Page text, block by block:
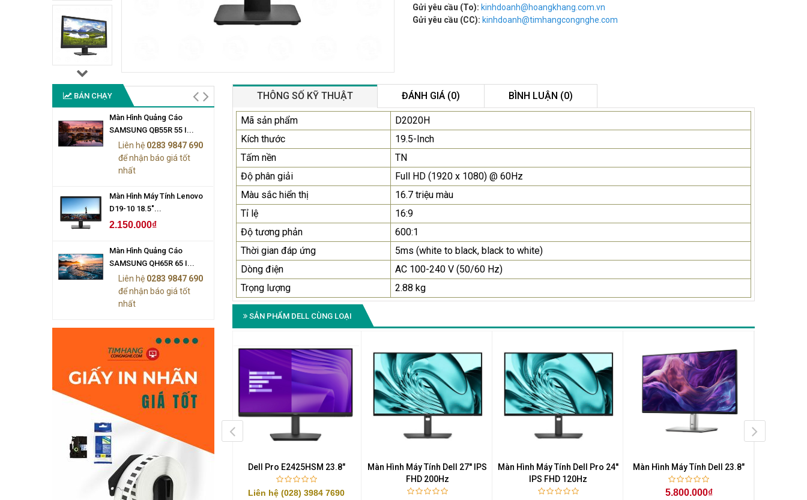
Gửi yêu cầu (To): kinhdoanh@hoangkhang.com.vn
Gửi yêu cầu (CC): kinhdoanh@timhangcongnghe.com
BÁN CHẠY
Màn Hình Quảng Cáo
SAMSUNG QB55R 55 I...
Liên hệ 0283 9847 690
để nhận báo giá tốt
nhất
Màn Hình Máy Tính Lenovo
D19-10 18.5"...
2.150.000₫
Màn Hình Quảng Cáo
SAMSUNG QH65R 65 I...
Liên hệ 0283 9847 690
để nhận báo giá tốt
nhất
SAMSUNG QB55R 55 I...
nhất
Màn Hình Máy Tính Lenovo
2.150.000₫
Màn Hình Quảng Cáo
SAMSUNG QH65R 65 I...
Liên hệ0283 9847 690
nhất
THÔNG SỐ KỸ THUẬT ĐÁNH GIÁ (0) BÌNH LUẬN (0)
Mã sản phẩm
D2020H
Kích thước
19.5-Inch
Tấm nền
TN
Độ phân giải
Full HD (1920 x 1080) @ 60Hz
Màu sắc hiển thị
16.7 triệu màu
Tỉ lệ
16:9
Độ tương phản
600:1
Thời gian đáp ứng
5ms (white to black, black to white)
Dòng điện
AC 100-240 V (50/60 Hz)
Trọng lượng
2.88 kg
SẢN PHẨM DELL CÙNG LOẠI
Màn Hình Máy Tính Dell
S2725DS 27-Inch IPS 2K 100Hz
(71052937)
Dell Pro E2425HSM 23.8"
Liên hệ (028) 3984 7690
Màn Hình Máy Tính Dell 27'' IPS
FHD 200Hz
Màn Hình Máy Tính Dell Pro 24''
IPS FHD 120Hz
Màn Hình Máy Tính Dell 23.8"
5.800.000₫